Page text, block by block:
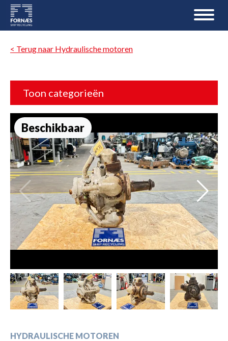
< Terug naar Hydraulische motoren
Toon categorieën
Beschikbaar
HYDRAULISCHE MOTOREN